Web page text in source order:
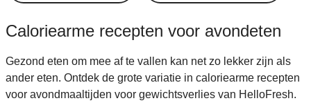
Caloriearme recepten voor avondeten
Gezond eten om mee af te vallen kan net zo lekker zijn als
ander eten. Ontdek de grote variatie in caloriearme recepten
voor avondmaaltijden voor gewichtsverlies van HelloFresh.